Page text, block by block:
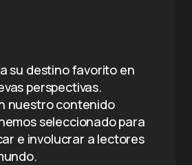
su destino favorito en
perspectivas.
nuestro contenido
seleccionado para
e involucrar a lectores